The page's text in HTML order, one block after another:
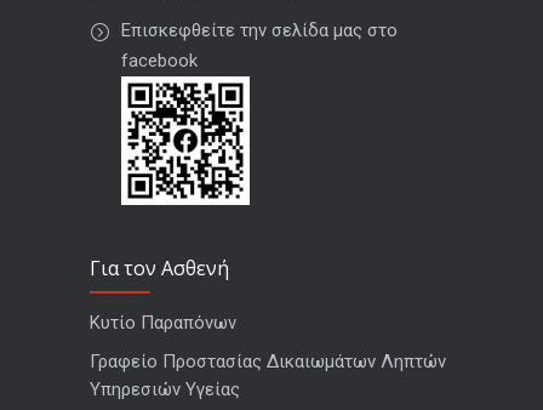
Επισκεφθείτε την σελίδα μας στο
facebook
Για τον Ασθενή
Κυτίο Παραπόνων
Γραφείο Προστασίας Δικαιωμάτων Ληπτών
Υπηρεσιών Υγείας